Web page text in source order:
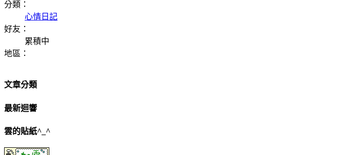
分類：
心情日記
好友：
累積中
地區：
文章分類
最新迴響
雲的貼紙^_^